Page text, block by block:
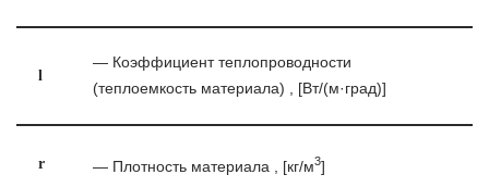
l
— Коэффициент теплопроводности
(теплоемкость материала) , [Вт/(м·град)]
r — Плотность материала , [кг/м3]